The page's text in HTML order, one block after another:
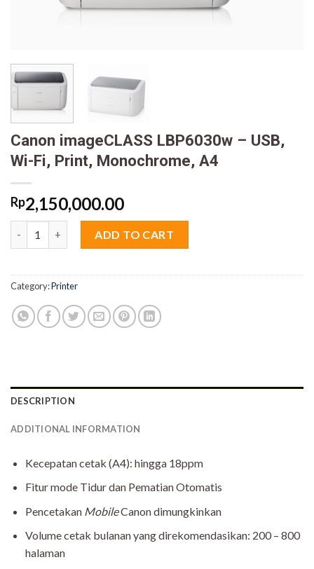
Canon imageCLASS LBP6030w – USB,
Wi-Fi, Print, Monochrome, A4
Rp2,150,000.00
ADD TO CART
Category:Printer
DESCRIPTION
ADDITIONAL INFORMATION
Kecepatan cetak (A4): hingga 18ppm
Fitur mode Tidur dan Pematian Otomatis
Pencetakan MobileCanon dimungkinkan
Volume cetak bulanan yang direkomendasikan: 200 – 800
halaman